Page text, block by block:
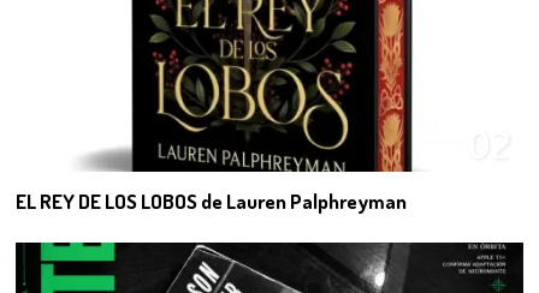
EL REY DE LOS LOBOS de Lauren Palphreyman